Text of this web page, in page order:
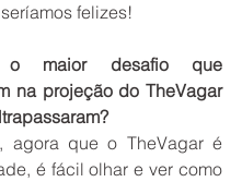
felizes!
maior desafio que
na projeção do TheVagar
agora que o TheVagar é
é fácil olhar e ver como